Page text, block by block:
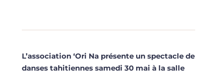
L’association ‘Ori Na présente un spectacle de
danses tahitiennes samedi 30 mai à la salle